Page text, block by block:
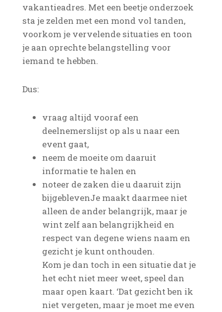
vakantieadres. Met een beetje onderzoek
sta je zelden met een mond vol tanden,
voorkom je vervelende situaties en toon
je aan oprechte belangstelling voor
iemand te hebben.
Dus:
vraag altijd vooraf een
deelnemerslijst op als u naar een
event gaat,
neem de moeite om daaruit
informatie te halen en
noteer de zaken die u daaruit zijn
bijgeblevenJe maakt daarmee niet
alleen de ander belangrijk, maar je
wint zelf aan belangrijkheid en
respect van degene wiens naam en
gezicht je kunt onthouden.
Kom je dan toch in een situatie dat je
het echt niet meer weet, speel dan
maar open kaart. ‘Dat gezicht ben ik
niet vergeten, maar je moet me even